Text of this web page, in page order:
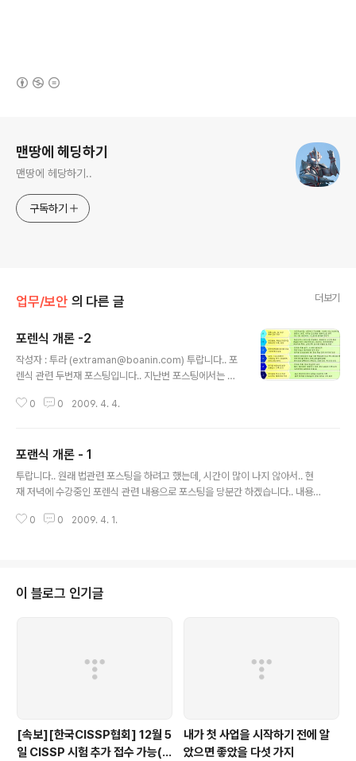
맨땅에 헤딩하기
맨땅에 헤당하기..
구독하기
업무/보안 의 다른 글 더보기
포렌식 개론 -2
작성자 : 투라 (extraman@boanin.com) 투랍니다.. 포
렌식 관련 두번재 포스팅입니다.. 지난번 포스팅에서는 간
에서의 디지털 증거가 인정된 계기, 조서 진술서의 증거 능
거수집 원칙, 포렌식절차등에 대해서 알아보겠습니다. 컴
퓨터 포렌식이란, 하드디스크등 컴퓨터 저장매체에 들어
있는 데이터를 대상으로 복구 검색 그리고 조사하는 기법
련 수사를 지원하며 디지털 자료가 증거로써 증명력을 같
0 0 2009. 4. 4.
포랜식 개론 - 1
투랍니다.. 원래 법관련 포스팅을 하려고 했는데, 시간이 많이 나지 않아서.. 현
재 저녁에 수강중인 포렌식 관련 내용으로 포스팅을 당분간 하겠습니다.. 내용
것입니다. 첫번째는 포랜식 개론입니다. 이정남 사이버포렌식협회 사무국장님
술, 참고인조사기술 등의 조사적 측면, 공판중심주의, 배심원제도, 증거법과 법
정응용등의 법률적 측면으로 나눌 수 있습니다. 하지만 포레식의 궁극적인 목표
0 0 2009. 4. 1.
이 블로그 인기글
[속보][한국CISSP협회] 12월 5
일 CISSP 시험 추가 접수 가능(1
내가 첫 사업을 시작하기 전에 알
았으면 좋았을 다섯 가지